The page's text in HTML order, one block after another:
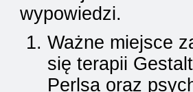
wypowiedzi.
Ważne miejsce
się terapii
Perlsa oraz